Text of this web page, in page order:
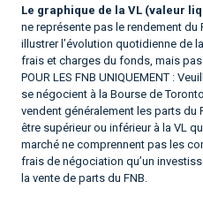
Le graphique de la VL (valeur
ne représente pas le rendement
illustrer l’évolution quotidienne de
frais et charges du fonds, mais
POUR LES FNB UNIQUEMENT :
se négocient à la Bourse de
vendent généralement les parts du
être supérieur ou inférieur à la VL
marché ne comprennent pas les
frais de négociation qu’un
la vente de parts du FNB.